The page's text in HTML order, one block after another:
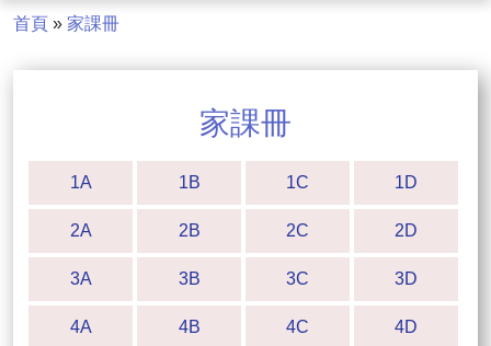
首頁 » 家課冊
家課冊
1A 1B 1C 1D
2A 2B 2C 2D
3A 3B 3C 3D
4A 4B 4C 4D